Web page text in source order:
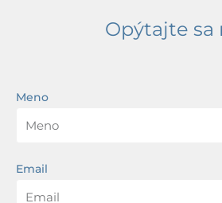
Opýtajte sa
Meno
Email